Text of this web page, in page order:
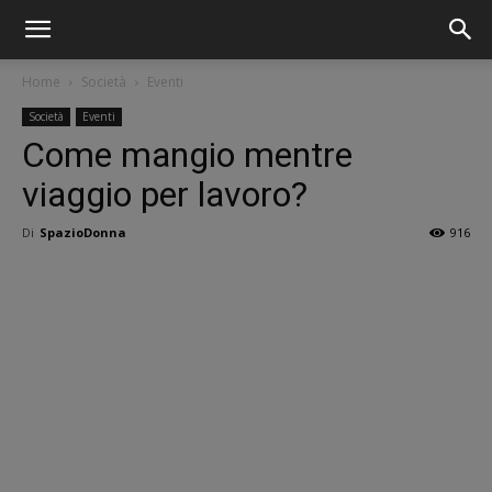
Home Società Eventi
Società Eventi
Come mangio mentre
viaggio per lavoro?
Di SpazioDonna 916